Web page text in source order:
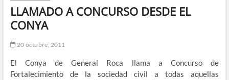
ú
LLAMADO A CONCURSO DESDE EL
CONYA
20 octubre, 2011
El Conya de General Roca llama a Concurso de
Fortalecimiento de la sociedad civil a todas aquellas